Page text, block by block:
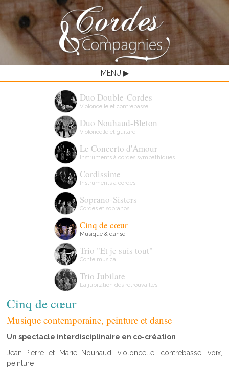
MENU ▶
Duo Double-Cordes
Violoncelle et contrebasse
Duo Nouhaud-Bleton
Violoncelle et guitare
Le Concerto d'Amour
Instruments à cordes sympathiques
Cordissime
Instruments à cordes
Soprano-Sisters
Cordes et sopranos
Cinq de cœur
Musique & danse
Trio "Et je suis tout"
Conte musical
Trio Jubilate
La jubilation des retrouvailles
Cinq de cœur
Musique contemporaine, peinture et danse
Un spectacle interdisciplinaire en co-création
Jean-Pierre et Marie Nouhaud, violoncelle, contrebasse, voix,
peinture